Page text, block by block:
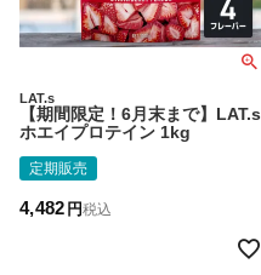
LAT.s
【期間限定！6月末まで】LAT.s
ホエイプロテイン 1kg
定期販売
4,482 税込